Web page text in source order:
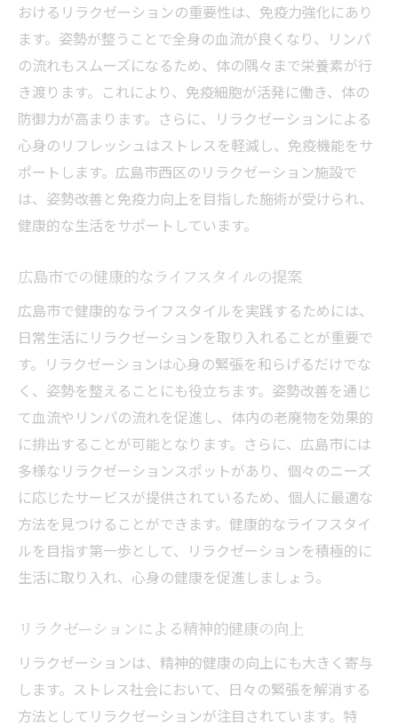
おけるリラクゼーションの重要性は、免疫力強化にあり
ます。姿勢が整うことで全身の血流が良くなり、リンパ
の流れもスムーズになるため、体の隅々まで栄養素が行
き渡ります。これにより、免疫細胞が活発に働き、体の
防御力が高まります。さらに、リラクゼーションによる
心身のリフレッシュはストレスを軽減し、免疫機能をサ
ポートします。広島市西区のリラクゼーション施設で
は、姿勢改善と免疫力向上を目指した施術が受けられ、
健康的な生活をサポートしています。
広島市での健康的なライフスタイルの提案
広島市で健康的なライフスタイルを実践するためには、
日常生活にリラクゼーションを取り入れることが重要で
す。リラクゼーションは心身の緊張を和らげるだけでな
く、姿勢を整えることにも役立ちます。姿勢改善を通じ
て血流やリンパの流れを促進し、体内の老廃物を効果的
に排出することが可能となります。さらに、広島市には
多様なリラクゼーションスポットがあり、個々のニーズ
に応じたサービスが提供されているため、個人に最適な
方法を見つけることができます。健康的なライフスタイ
ルを目指す第一歩として、リラクゼーションを積極的に
生活に取り入れ、心身の健康を促進しましょう。
リラクゼーションによる精神的健康の向上
リラクゼーションは、精神的健康の向上にも大きく寄与
します。ストレス社会において、日々の緊張を解消する
方法としてリラクゼーションが注目されています。特